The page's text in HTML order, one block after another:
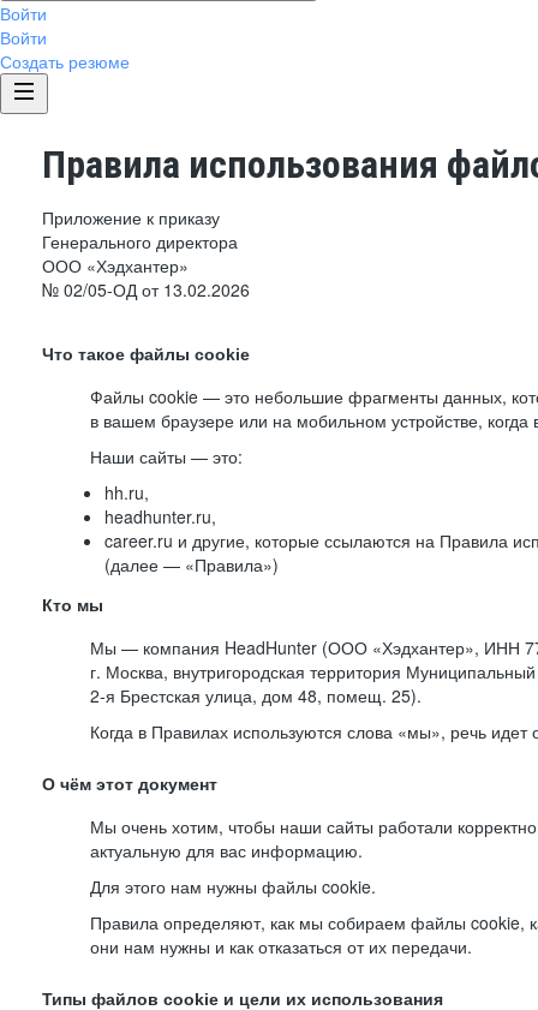
Войти
Войти
Создать резюме
Правила использования
Приложение к приказу
Генерального директора
ООО «Хэдхантер»
№ 02/05-ОД от 13.02.2026
Что такое файлы cookie
Файлы cookie — это небольшие фрагменты данных,
в вашем браузере или на мобильном устройстве,
Наши сайты — это:
hh.ru,
headhunter.ru,
career.ru и другие, которые ссылаются на Правила
(далее — «Правила»)
Кто мы
Мы — компания HeadHunter (ООО «Хэдхантер», ИНН
г. Москва, внутригородская территория Муниципальный
2-я Брестская улица, дом 48, помещ. 25).
Когда в Правилах используются слова «мы», речь
О чём этот документ
Мы очень хотим, чтобы наши сайты работали
актуальную для вас информацию.
Для этого нам нужны файлы cookie.
Правила определяют, как мы собираем файлы cookie,
они нам нужны и как отказаться от их передачи.
Типы файлов cookie и цели их использования